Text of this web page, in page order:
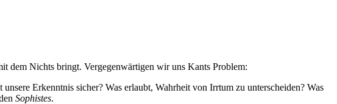
dem Nichts bringt. Vergegenwärtigen wir uns Kants Problem:
Erkenntnis sicher? Was erlaubt, Wahrheit von Irrtum zu unterscheiden? Was
Sophistes.